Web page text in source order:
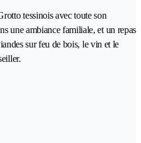
tessinois avec toute son
une ambiance familiale, et un repas
sur feu de bois, le vin et le